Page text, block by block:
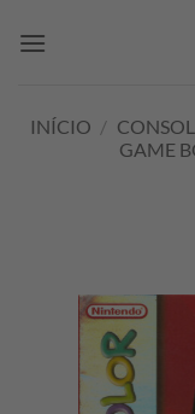
INÍCIO /
GAME